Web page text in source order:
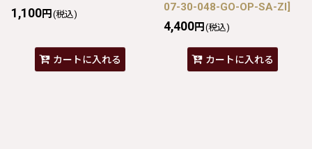
1,100円 (税込)
カートに入れる
07-30-048-GO-OP-SA-ZI]
4,400円 (税込)
カートに入れる